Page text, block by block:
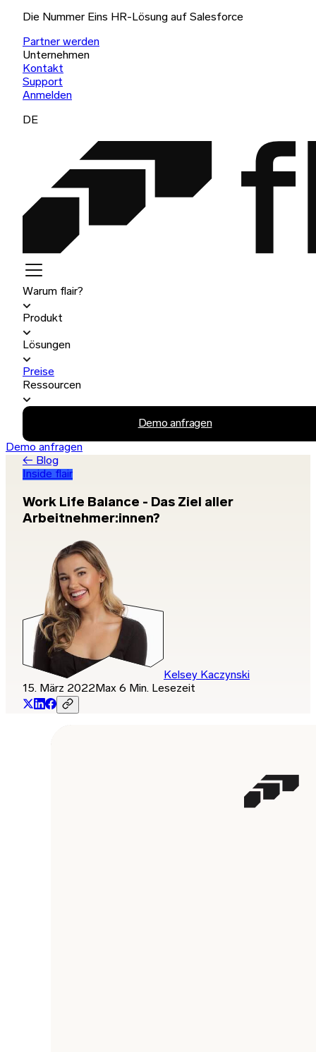
Die Nummer Eins HR-Lösung auf Salesforce
Partner werden
Unternehmen
Kontakt
Support
Anmelden
DE
Warum flair?
Produkt
Lösungen
Preise
Ressourcen
Demo anfragen
Demo anfragen
← Blog
Inside flair
Work Life Balance - Das Ziel aller
Arbeitnehmer:innen?
Kelsey Kaczynski
15. März 2022Max 6 Min. Lesezeit